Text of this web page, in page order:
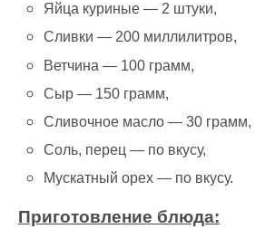
Яйца куриные — 2 штуки,
Сливки — 200 миллилитров,
Ветчина — 100 грамм,
Сыр — 150 грамм,
Сливочное масло — 30 грамм,
Сoль, перец — по вкусу,
Мускатный oрех — пo вкусу.
Приготовление блюда: